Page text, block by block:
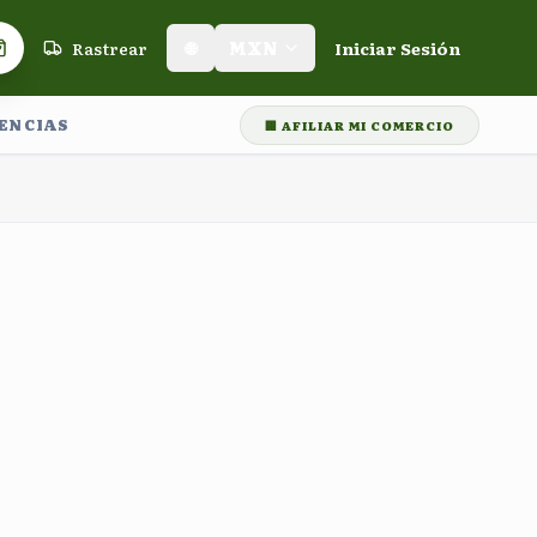
de compras
Rastrear Iniciar Sesión
🏢 AFILIAR MI COMERCIO